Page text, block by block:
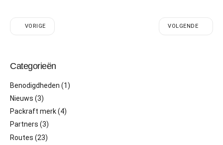
VORIGE VOLGENDE
Categorieën
Benodigdheden (1)
Nieuws (3)
Packraft merk(4)
Partners (3)
Routes (23)